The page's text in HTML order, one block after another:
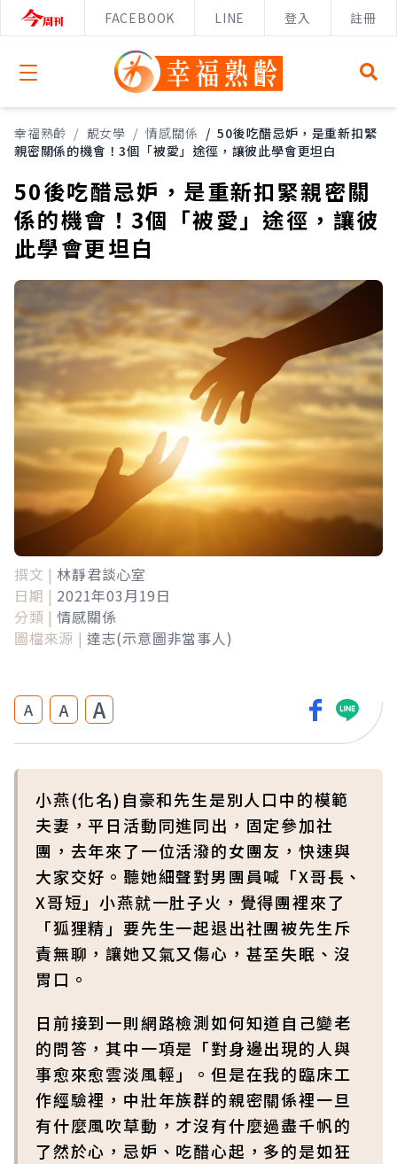
FACEBOOK LINE 登入 註冊
Open menu
幸福熟齡 / 靚女學 / 情感關係 / 50後吃醋忌妒，是重新扣緊
親密關係的機會！3個「被愛」途徑，讓彼此學會更坦白
50後吃醋忌妒，是重新扣緊親密關
係的機會！3個「被愛」途徑，讓彼
此學會更坦白
撰文 | 林靜君談心室
日期 | 2021年03月19日
分類 | 情感關係
圖檔來源 | 達志(示意圖非當事人)
A A A
小燕(化名)自豪和先生是別人口中的模範
夫妻，平日活動同進同出，固定參加社
團，去年來了一位活潑的女團友，快速與
大家交好。聽她細聲對男團員喊「X哥長、
X哥短」小燕就一肚子火，覺得團裡來了
「狐狸精」要先生一起退出社團被先生斥
責無聊，讓她又氣又傷心，甚至失眠、沒
胃口。
日前接到一則網路檢測如何知道自己變老
的問答，其中一項是「對身邊出現的人與
事愈來愈雲淡風輕」。但是在我的臨床工
作經驗裡，中壯年族群的親密關係裡一旦
有什麼風吹草動，才沒有什麼過盡千帆的
了然於心，忌妒、吃醋心起，多的是如狂